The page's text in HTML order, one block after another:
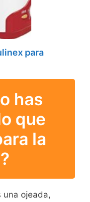
para
has
que
la
una ojeada,